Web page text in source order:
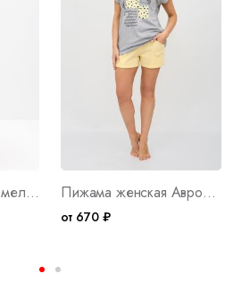
Халат женский Мармелад А Арт. 10043 Пижама женская Аврора Б Арт. 9161
от 670 ₽